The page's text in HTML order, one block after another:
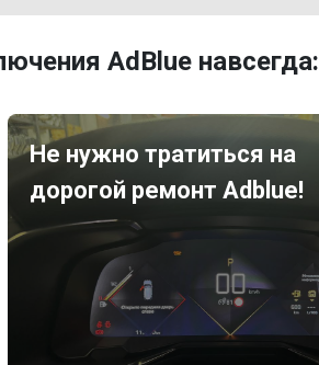
AdBlue навсегда:
Не нужно тратиться на
дорогой ремонт Adblue!